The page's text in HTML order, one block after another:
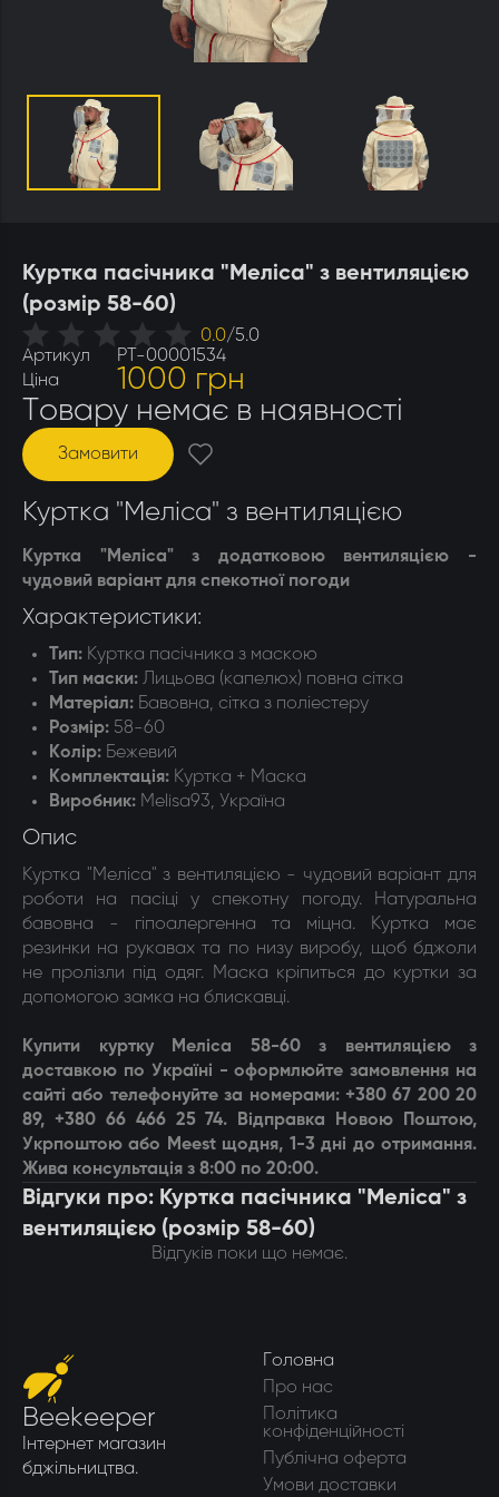
Утеплювачі і мати
Ящики бджолярські
Столи для розпечатування
Куртка пасічника "Меліса" з вентиляцією
(розмір 58-60)
0.0/5.0
Артикул
РТ-00001534
Ціна
1000 грн
Товару немає в наявності
Замовити
Куртка "Меліса" з вентиляцією
Куртка "Меліса" з додатковою вентиляцією -
чудовий варіант для спекотної погоди
Характеристики:
Тип: Куртка пасічника з маскою
Тип маски: Лицьова (капелюх) повна сітка
Матеріал: Бавовна, сітка з поліестеру
Розмір: 58-60
Колір: Бежевий
Комплектація: Куртка + Маска
Виробник: Melisa93, Україна
Опис
Куртка "Меліса" з вентиляцією - чудовий варіант для
роботи на пасіці у спекотну погоду. Натуральна
бавовна - гіпоалергенна та міцна. Куртка має
резинки на рукавах та по низу виробу, щоб бджоли
не пролізли під одяг. Маска кріпиться до куртки за
допомогою замка на блискавці.
Купити куртку Меліса 58-60 з вентиляцією з
доставкою по Україні - оформлюйте замовлення на
сайті або телефонуйте за номерами: +380 67 200 20
89, +380 66 466 25 74. Відправка Новою Поштою,
Укрпоштою або Meest щодня, 1-3 дні до отримання.
Жива консультація з 8:00 по 20:00.
Відгуки про: Куртка пасічника "Меліса" з
вентиляцією (розмір 58-60)
Відгуків поки що немає.
Beekeeper
Інтернет магазин
бджільництва.
Головна
Про нас
Політика
конфіденційності
Публічна оферта
Умови доставки